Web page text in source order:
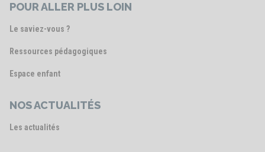
POUR ALLER PLUS LOIN
Le saviez-vous ?
Ressources pédagogiques
Espace enfant
NOS ACTUALITÉS
Les actualités